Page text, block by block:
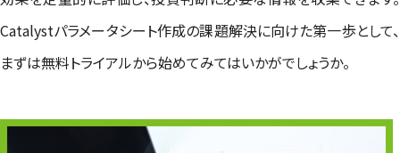
Catalystパラメータシート作成の課題解決に向けた第一歩として、
まずは無料トライアルから始めてみてはいかがでしょうか。